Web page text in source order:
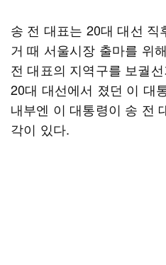
송 전 대표는 20대 대선 직
거 때 서울시장 출마를 위
전 대표의 지역구를 보궐
20대 대선에서 졌던 이 대
내부엔 이 대통령이 송 전
각이 있다.